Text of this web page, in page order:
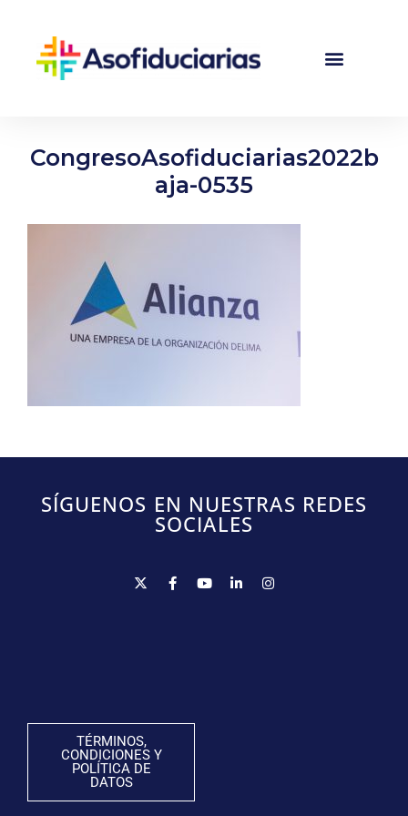
CongresoAsofiduciarias2022b
aja-0535
SÍGUENOS EN NUESTRAS REDES
SOCIALES
TÉRMINOS,
CONDICIONES Y
POLÍTICA DE
DATOS